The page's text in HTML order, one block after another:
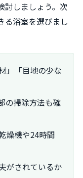
討しましょう。次
る浴室を選びまし
」「目地の少な
の掃除方法も確
燥機や24時間
がされているか